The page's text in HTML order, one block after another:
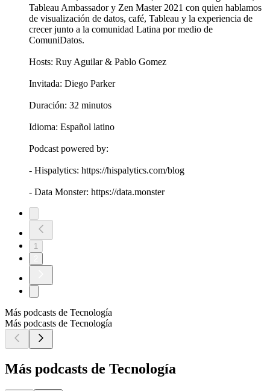
Tableau Ambassador y Zen Master 2021 con quien hablamos
de visualización de datos, café, Tableau y la experiencia de
crecer junto a la comunidad Latina por medio de
ComuniDatos.
Hosts: Ruy Aguilar & Pablo Gomez
Invitada: Diego Parker
Duración: 32 minutos
Idioma: Español latino
Podcast powered by:
- Hispalytics: https://hispalytics.com/blog
- Data Monster: https://data.monster
1
Más podcasts de Tecnología
Más podcasts de Tecnología
Más podcasts de Tecnología